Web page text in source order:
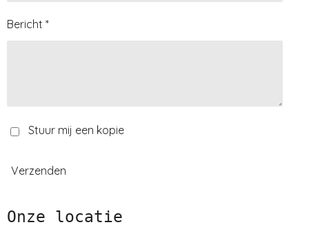
Bericht *
Stuur mij een kopie
Verzenden
Onze locatie